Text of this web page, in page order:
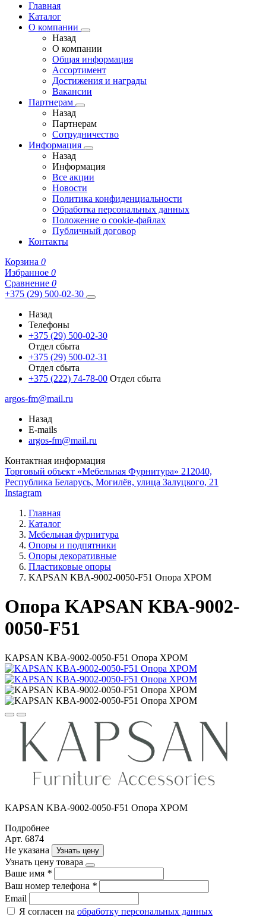
Главная
Каталог
О компании
Назад
О компании
Общая информация
Ассортимент
Достижения и награды
Вакансии
Партнерам
Назад
Партнерам
Сотрудничество
Информация
Назад
Информация
Все акции
Новости
Политика конфиденциальности
Обработка персональных данных
Положение о cookie-файлах
Публичный договор
Контакты
Корзина 0
Избранное 0
Сравнение 0
+375 (29) 500-02-30
Назад
Телефоны
+375 (29) 500-02-30
Отдел сбыта
+375 (29) 500-02-31
Отдел сбыта
+375 (222) 74-78-00 Отдел сбыта
argos-fm@mail.ru
Назад
E-mails
argos-fm@mail.ru
Контактная информация
Торговый объект «Мебельная Фурнитура» 212040,
Республика Беларусь, Могилёв, улица Залуцкого, 21
Instagram
Главная
Каталог
Мебельная фурнитура
Опоры и подпятники
Опоры декоративные
Пластиковые опоры
KAPSAN KBA-9002-0050-F51 Опора ХРОМ
Опора KAPSAN KBA-9002-
0050-F51
KAPSAN KBA-9002-0050-F51 Опора ХРОМ
KAPSAN KBA-9002-0050-F51 Опора ХРОМ
Подробнее
Арт. 6874
Не указана
Узнать цену
Узнать цену товара
Ваше имя *
Ваш номер телефона *
Email
Я согласен на обработку персональных данных